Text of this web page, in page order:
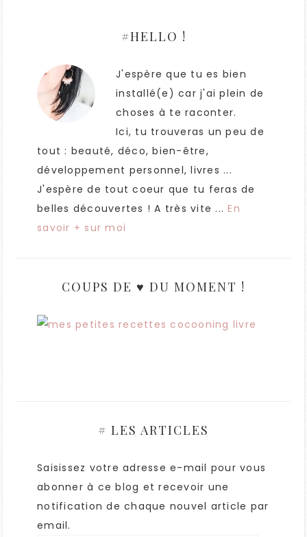
#HELLO !
J'espère que tu es bien
installé(e) car j'ai plein de
choses à te raconter.
Ici, tu trouveras un peu de
tout : beauté, déco, bien-être,
développement personnel, livres ...
J'espère de tout coeur que tu feras de
belles découvertes ! A très vite ...En
savoir + sur moi
COUPS DE ♥ DU MOMENT !
# LES ARTICLES
Saisissez votre adresse e-mail pour vous
abonner à ce blog et recevoir une
notification de chaque nouvel article par
email.